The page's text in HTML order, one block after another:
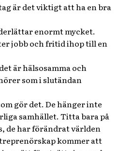
är det viktigt att ha en bra
enormt mycket.
jobb och fritid ihop till en
är hälsosamma och
som i slutändan
gör det. De hänger inte
samhället. Titta bara på
de har förändrat världen
kommer att